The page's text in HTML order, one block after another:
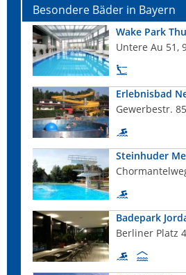
Besondere Bäder in Bayern
Wake Park
Untere Au 51,
Erlebnisbad
Gewerbestr.
Steinhuder
Badepark
Berliner Platz